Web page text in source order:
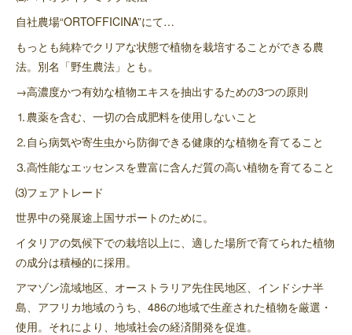
自社農場“ORTOFFICINA”にて…
もっとも純粋でクリアな状態で植物を栽培することができる農
法。別名「野生農法」とも。
→高濃度かつ有効な植物エキスを抽出するための3つの原則
⒈農薬を含む、一切の合成肥料を使用しないこと
⒉自ら病気や寄生虫から防御できる健康的な植物を育てること
⒊高性能なエッセンスを豊富に含んだ質の高い植物を育てること
⑶フェアトレード
世界中の発展途上国サポートのために。
イタリアの気候下での栽培以上に、適した場所で育てられた植物
の成分は積極的に採用。
アマゾン流域地区、オーストラリア先住民地区、インドシナ半
島、アフリカ地域のうち、486の地域で生産された植物を厳選・
使用。それにより、地域社会の経済開発を促進。